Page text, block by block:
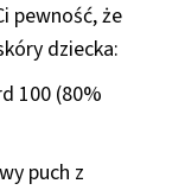
pewność, że
dziecka:
100 (80%
puch z